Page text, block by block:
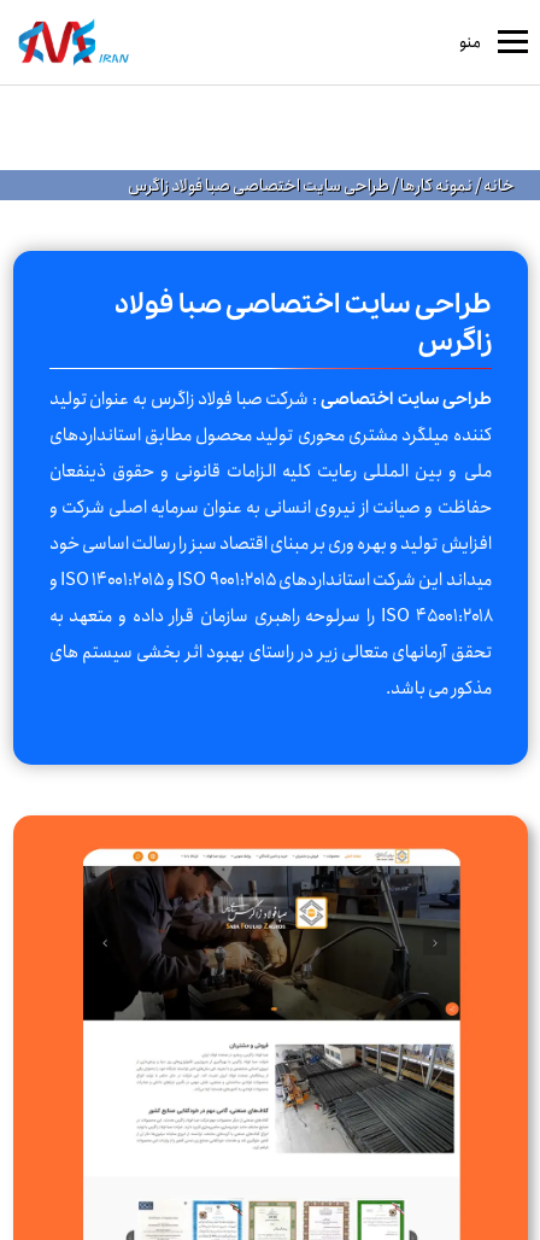
منو
خانه/نمونه کارها/طراحی سایت اختصاصی صبا فولاد زاگرس
طراحی سایت اختصاصی صبا فولاد
زاگرس
طراحی سایت اختصاصی : شرکت صبا فولاد زاگرس به عنوان تولید
کننده میلگرد مشتری محوری تولید محصول مطابق استانداردهای
ملی و بین المللی رعایت کلیه الزامات قانونی و حقوق ذینفعان
حفاظت و صیانت از نیروی انسانی به عنوان سرمایه اصلی شرکت و
افزایش تولید و بهره وری بر مبنای اقتصاد سبز را رسالت اساسی خود
میداند این شرکت استانداردهای ISO ۹۰۰۱:۲۰۱۵ و ۱۴۰۰۱:۲۰۱۵ ISO و
۴۵۰۰۱:۲۰۱۸ ISO را سرلوحه راهبری سازمان قرار داده و متعهد به
تحقق آرمانهای متعالی زیر در راستای بهبود اثر بخشی سیستم های
مذکور می باشد.